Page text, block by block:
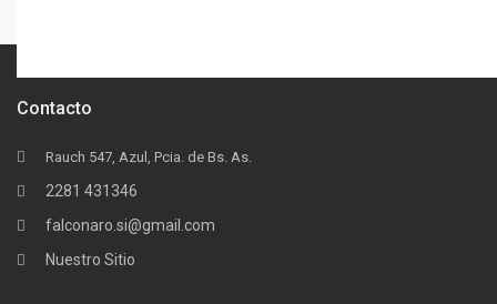
Contacto
Rauch 547, Azul, Pcia. de Bs. As.
2281 431346
falconaro.si@gmail.com
Nuestro Sitio